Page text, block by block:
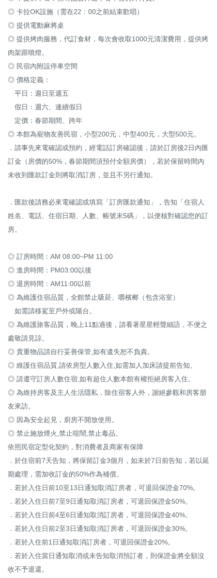
◎ 卡拉OK設施（需在22：00之前結束歡唱）
◎ 提供電動麻將桌
◎ 提供烤肉服務，代訂食材，每次會收取1000元清潔費用，提供烤
肉架跟噴燈。
◎ 民宿內附設停車空間
◎ 價格定義：
平日：週日至週五
假日：週六、連續假日
定價：春節期間、跨年
◎ 本館為寵物友善民宿，小型200元，中型400元，大型500元。
．請事先來電確認或預約，經電話訂房確認後，請於訂房後2日內匯
訂金（房價的50%，春節期間須預付全額房價），若於保留時間內
未收到匯款訂金則將取消訂房，並且不另行通知。
．匯款後請務必來電確認或填寫「訂房匯款通知」，告知「住宿人
姓名、電話、住宿日期、人數、帳號末5碼」，以便核對確認您的訂
房。
◎ 訂房時間：AM 08:00~PM 11:00
◎ 進房時間：PM03:00以後
◎ 退房時間：AM11:00以前
◎ 為維護住宿品質，全館禁止吸菸、嚼檳榔（包含浴室）
如需請移駕至戶外或陽台。
◎ 為維護旅客品質，晚上11點過後，請看著星星輕聲細語，不便之
處敬請見諒。
◎ 貴重物品請自行妥善保管,如有遺失恕不負責。
◎ 維護住宿品質,請依房型人數入住,如需加人加床請提前告知。
◎ 請遵守訂房人數住宿,如有超住人數本館有權拒絕房客入住。
◎ 為維持房客及主人生活隱私，除住宿客人外，謝絕參觀和房客朋
友來訪。
◎ 因為安全起見，廚房不開放使用。
◎ 禁止施放煙火,禁止喧鬧,禁止毒品。
依照民宿定型化契約，對消費者及商家有保障
．於住宿前7天告知，將保留訂金3個月，如未於7日前告知，若以延
期處理，需加收訂金的50%作為補償。
．若於入住日前10至13日通知取消訂房者，可退回保證金70%。
．若於入住日前7至9日通知取消訂房者，可退回保證金50%。
．若於入住日前4至6日通知取消訂房者，可退回保證金40%。
．若於入住日前2至3日通知取消訂房者，可退回保證金30%。
．若於入住前1日通知取消訂房者，可退回保證金20%。
．若於入住當日通知取消或未告知取消預訂者，則保證金將全額沒
收不予退還。